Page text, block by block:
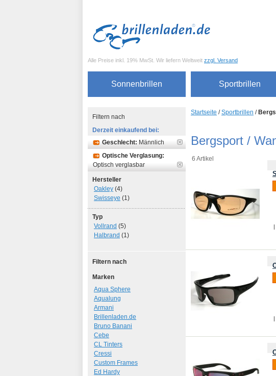
Alle Preise inkl. 19% MwSt. Wir liefern Weltweit zzgl. Versand
Sonnenbrillen Sportbrillen
Startseite /Sportbrillen /
Bergsport /
6 Artikel
|
|
Filtern nach
Derzeit einkaufend bei:
Geschlecht: Männlich
Optische Verglasung:
Optisch verglasbar
Hersteller
Oakley (4)
Swisseye (1)
Typ
Vollrand (5)
Halbrand (1)
Filtern nach
Marken
Aqua Sphere
Aqualung
Armani
Brillenladen.de
Bruno Banani
Cebe
CL Tinters
Cressi
Custom Frames
Ed Hardy